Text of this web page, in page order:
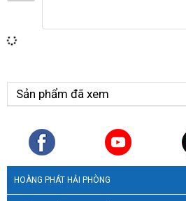
Sản phẩm đã xem
HOÀNG PHÁT HẢI PHÒNG